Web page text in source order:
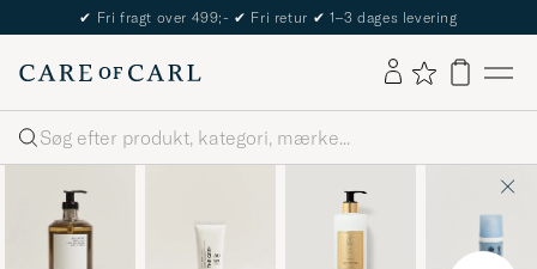
✔ Fri fragt over 499;- ✔ Fri retur ✔ 1–3 dages levering
Søg